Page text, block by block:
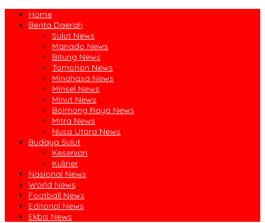
Home
Berita Daerah
Sulut News
Manado News
Bitung News
Tomohon News
Minahasa News
Minsel News
Minut News
Bolmong Raya News
Mitra News
Nusa Utara News
Budaya Sulut
Kesenian
Kuliner
Nasional News
World News
Football News
Editorial News
Ekbis News